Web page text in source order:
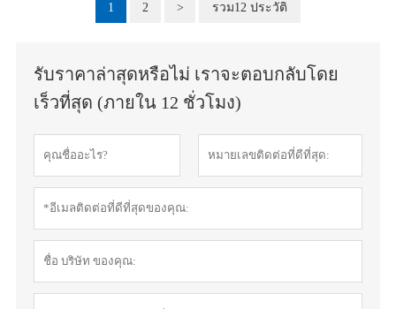
1 2 > รวม12 ประวัติ
รับราคาล่าสุดหรือไม่ เราจะตอบกลับโดย
เร็วที่สุด (ภายใน 12 ชั่วโมง)